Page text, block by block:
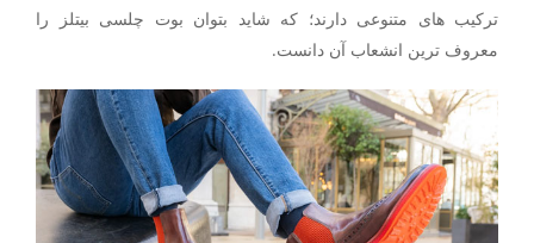
ترکیب های متنوعی دارند؛ که شاید بتوان بوت چلسی بیتلز را
معروف ترین انشعاب آن دانست.